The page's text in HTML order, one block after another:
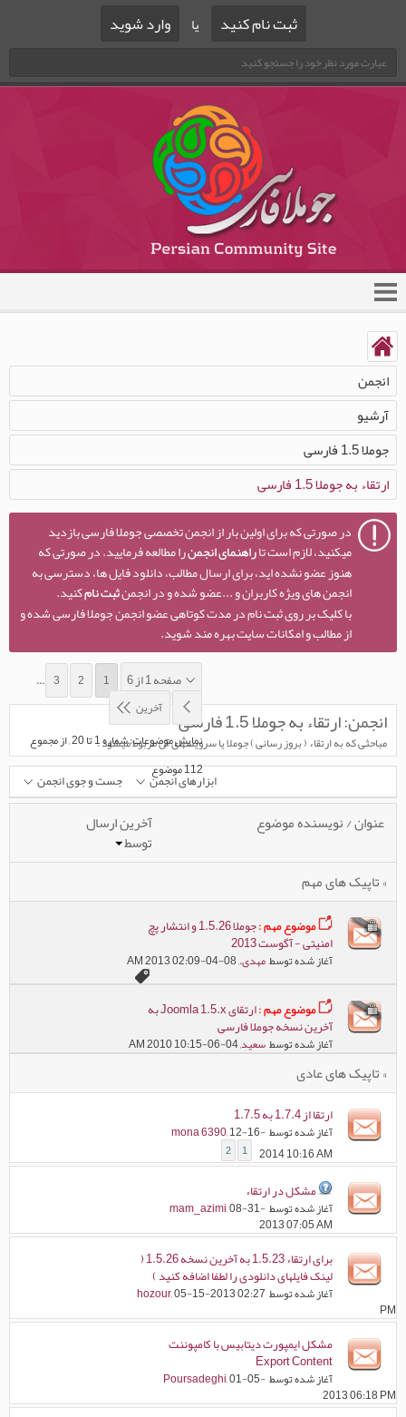
ثبت نام کنید یا وارد شوید
انجمن
آرشیو
جوملا 1.5 فارسی
ارتقاء به جوملا 1.5 فارسی
در صورتی که برای اولین بار از انجمن تخصصی جوملا فارسی بازدید
میکنید، لازم است تاراهنمای انجمنرا مطالعه فرمایید. در صورتی که
هنوز عضو نشده اید، برای ارسال مطالب، دانلود فایل ها، دسترسی به
انجمن های ویژه کاربران و ...عضو شده و در انجمنثبت نامکنید.
با کلیک بر روی ثبت نام در مدت کوتاهی عضو انجمن جوملا فارسی شده و
از مطالب و امکانات سایت بهره مند شوید.
صفحه 1 از 6 1
2
3
...
آخرین
نمایش موضوعات: شماره 1 تا 20 , از مجموع
‍112 موضوع
انجمن:ارتقاء به جوملا 1.5 فارسی
مباحثی که به ارتقاء ( بروز رسانی ) جوملا یا سرویسهای آن مربوط میشود .
ابزارهای انجمن جست و جوی انجمن
عنوان/نویسنده موضوع آخرین ارسال
توسط
» تاپیک های مهم
موضوع مهم : جوملا 1.5.26 و انتشار پچ
امنیتی - آگوست 2013
آغاز شده توسطمهدی., 08-04-2013 02:09 AM
موضوع مهم : ارتقای Joomla 1.5.x به
آخرین نسخه جوملا فارسی
آغاز شده توسطسعید, 04-06-2010 10:15 AM
» تاپیک های عادی
ارتقا از 1.7.4 به 1.7.5
آغاز شده توسط mona 6390, 12-16-
2014 10:16 AM
1
2
مشکل در ارتقاء
آغاز شده توسط mam_azimi, 08-31-
2013 07:05 AM
برای ارتقاء 1.5.23 به آخرین نسخه 1.5.26 (
لینک فایلهای دانلودی را لطفا اضافه کنید )
آغاز شده توسط hozour, 05-15-2013 02:27
PM
مشکل ایمپورت دیتابیس با کامپوننت
Export Content
آغاز شده توسط Poursadeghi, 01-05-
2013 06:18 PM